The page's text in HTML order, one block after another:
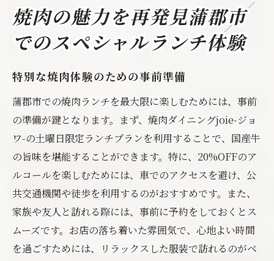
焼肉の魅力を再発見蒲郡市
でのスペシャルランチ体験
特別な焼肉体験のための事前準備
蒲郡市での焼肉ランチを最大限に楽しむためには、事前
の準備が鍵となります。まず、焼肉ダイニングjoie-ジョ
ワ-の土曜日限定ランチプランを利用することで、国産牛
の旨味を堪能することができます。特に、20%OFFのア
ルコールを楽しむためには、車でのアクセスを避け、公
共交通機関や徒歩を利用するのがおすすめです。また、
家族や友人と訪れる際には、事前に予約をしておくとス
ムーズです。お店の落ち着いた雰囲気で、心地よい時間
を過ごすためには、リラックスした服装で訪れるのがベ